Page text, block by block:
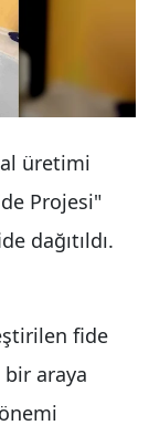
üretimi
Projesi"
dağıtıldı.
fide
bir araya